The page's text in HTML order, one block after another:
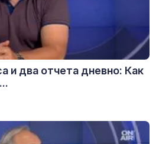
и два отчета дневно: Как